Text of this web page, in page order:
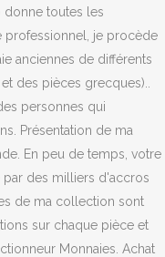
donne toutes les
professionnel, je procède
anciennes de différents
des pièces grecques)..
personnes qui
Présentation de ma
En peu de temps, votre
des milliers d'accros
de ma collection sont
sur chaque pièce et
Monnaies. Achat